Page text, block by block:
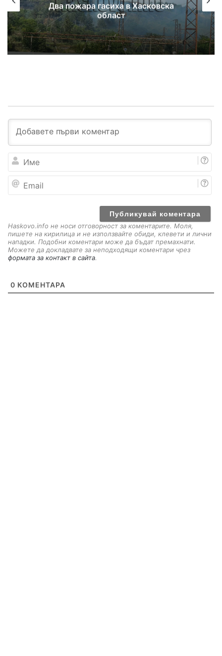
Два пожара гасиха в Хасковска
област
е
a
Haskovo.info не носи отговорност за коментарите. Моля,
пишете на кирилица и не използвайте обиди, клевети и лични
нападки. Подобни коментари може да бъдат премахнати.
Можете да докладвате за неподходящи коментари чрез
формата за контакт в сайта.
0 КОМЕНТАРА